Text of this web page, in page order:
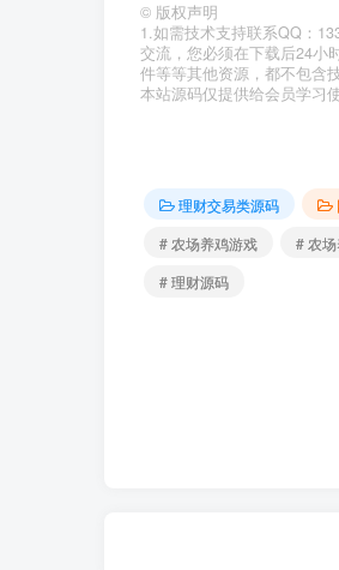
© 版权声明
1.如需技术支持联系QQ：
交流，您必须在下载后24小
件等等其他资源，都不包含
本站源码仅提供给会员学习
理财交易类源码
# 农场养鸡游戏
# 农
# 理财源码